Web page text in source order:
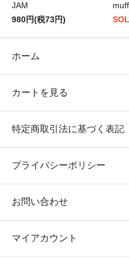
JAM
980円(税73円)
ホーム
カートを見る
特定商取引法に基づく表記
プライバシーポリシー
お問い合わせ
マイアカウント